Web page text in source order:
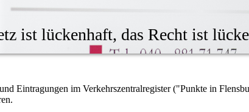
ist lückenhaft, das Recht ist
Eintragungen im Verkehrszentralregister ("Punkte in